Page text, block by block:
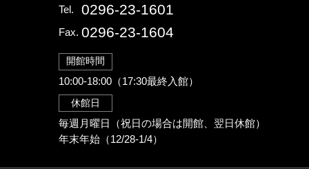
Tel. 0296-23-1601
Fax. 0296-23-1604
開館時間
10:00-18:00（17:30最終入館）
休館日
毎週月曜日（祝日の場合は開館、翌日休館）
年末年始（12/28-1/4）